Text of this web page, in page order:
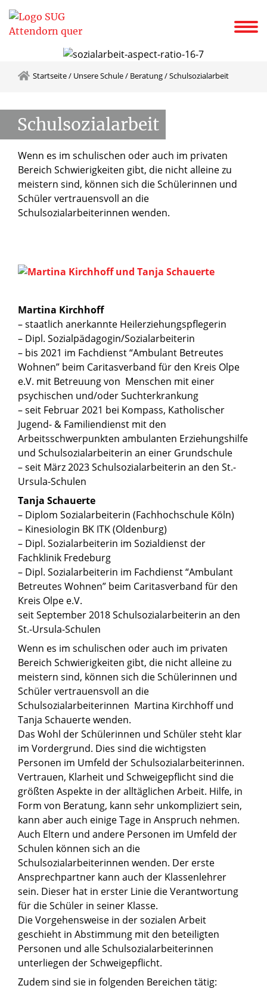
Startseite/ Unsere Schule/ Beratung/Schulsozialarbeit
Schulsozialarbeit
Wenn es im schulischen oder auch im privaten
Bereich Schwierigkeiten gibt, die nicht alleine zu
meistern sind, können sich die Schülerinnen und
Schüler vertrauensvoll an die
Schulsozialarbeiterinnen wenden.
Martina Kirchhoff
– staatlich anerkannte Heilerziehungspflegerin
– Dipl. Sozialpädagogin/Sozialarbeiterin
– bis 2021 im Fachdienst “Ambulant Betreutes
Wohnen” beim Caritasverband für den Kreis Olpe
e.V. mit Betreuung von Menschen mit einer
psychischen und/oder Suchterkrankung
– seit Februar 2021 bei Kompass, Katholischer
Jugend- & Familiendienst mit den
Arbeitsschwerpunkten ambulanten Erziehungshilfe
und Schulsozialarbeiterin an einer Grundschule
– seit März 2023 Schulsozialarbeiterin an den St.-
Ursula-Schulen
Tanja Schauerte
– Diplom Sozialarbeiterin (Fachhochschule Köln)
– Kinesiologin BK ITK (Oldenburg)
– Dipl. Sozialarbeiterin im Sozialdienst der
Fachklinik Fredeburg
– Dipl. Sozialarbeiterin im Fachdienst “Ambulant
Betreutes Wohnen” beim Caritasverband für den
Kreis Olpe e.V.
seit September 2018 Schulsozialarbeiterin an den
St.-Ursula-Schulen
Wenn es im schulischen oder auch im privaten
Bereich Schwierigkeiten gibt, die nicht alleine zu
meistern sind, können sich die Schülerinnen und
Schüler vertrauensvoll an die
Schulsozialarbeiterinnen Martina Kirchhoff und
Tanja Schauerte wenden.
Das Wohl der Schülerinnen und Schüler steht klar
im Vordergrund. Dies sind die wichtigsten
Personen im Umfeld der Schulsozialarbeiterinnen.
Vertrauen, Klarheit und Schweigepflicht sind die
größten Aspekte in der alltäglichen Arbeit. Hilfe, in
Form von Beratung, kann sehr unkompliziert sein,
kann aber auch einige Tage in Anspruch nehmen.
Auch Eltern und andere Personen im Umfeld der
Schulen können sich an die
Schulsozialarbeiterinnen wenden. Der erste
Ansprechpartner kann auch der Klassenlehrer
sein. Dieser hat in erster Linie die Verantwortung
für die Schüler in seiner Klasse.
Die Vorgehensweise in der sozialen Arbeit
geschieht in Abstimmung mit den beteiligten
Personen und alle Schulsozialarbeiterinnen
unterliegen der Schweigepflicht.
Zudem sind sie in folgenden Bereichen tätig: